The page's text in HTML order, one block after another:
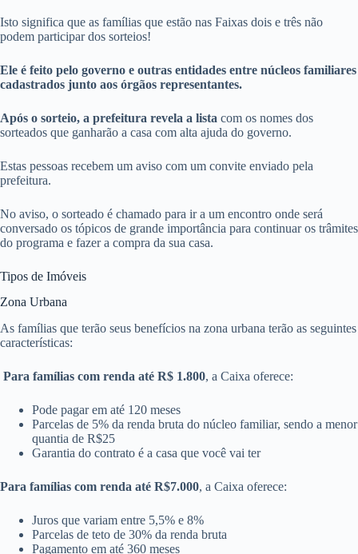
Isto significa que as famílias que estão nas Faixas dois e três não
podem participar dos sorteios!
Ele é feito pelo governo e outras entidades entre núcleos familiares
cadastrados junto aos órgãos representantes.
Após o sorteio, a prefeitura revela a lista com os nomes dos
sorteados que ganharão a casa com alta ajuda do governo.
Estas pessoas recebem um aviso com um convite enviado pela
prefeitura.
No aviso, o sorteado é chamado para ir a um encontro onde será
conversado os tópicos de grande importância para continuar os trâmites
do programa e fazer a compra da sua casa.
Tipos de Imóveis
Zona Urbana
As famílias que terão seus benefícios na zona urbana terão as seguintes
características:
Para famílias com renda até R$ 1.800, a Caixa oferece:
Pode pagar em até 120 meses
Parcelas de 5% da renda bruta do núcleo familiar, sendo a menor
quantia de R$25
Garantia do contrato é a casa que você vai ter
Para famílias com renda até R$7.000, a Caixa oferece:
Juros que variam entre 5,5% e 8%
Parcelas de teto de 30% da renda bruta
Pagamento em até 360 meses